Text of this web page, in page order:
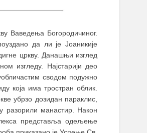
Ваведења Богородичиног.
да ли је Јоаникије
цркву. Данашњи изглед
изгледу. Најстарији део
сводом подужно
која има тростран облик.
убрзо дозидан параклис,
разорили манастир. Након
представља одељење